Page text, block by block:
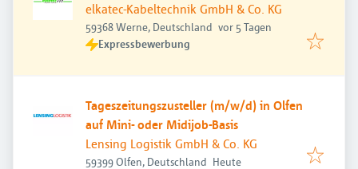
elkatec-Kabeltechnik GmbH & Co. KG
59368 Werne, Deutschland Veröffentlicht
vor 5 Tagen
Expressbewerbung
Tageszeitungszusteller (m/w/d) in Olfen
auf Mini- oder Midijob-Basis
Lensing Logistik GmbH & Co. KG
59399 Olfen, Deutschland Veröffentlicht
Heute